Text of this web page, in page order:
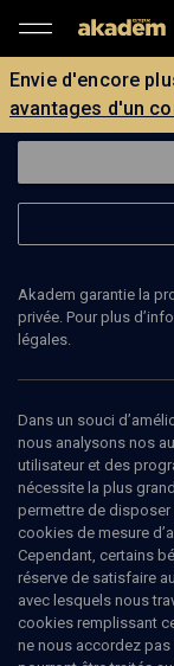
Envie d'encore
avantages d'un
Akadem garantie la
privée. Pour plus
légales.
Dans un souci
nous analysons nos
utilisateur et des
nécessite la plus
permettre de disposer
cookies de mesure
Cependant, certains
réserve de satisfaire
avec lesquels nous
cookies remplissant
ne nous accordez